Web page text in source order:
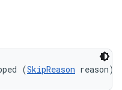
(SkipReason reason)